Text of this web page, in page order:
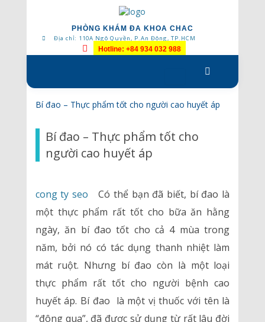
PHÒNG KHÁM ĐA KHOA CHAC
Địa chỉ: 110A Ngô Quyền, P.An Đông, TP.HCM
Hotline: +84 934 032 988
to
content
Bí đao – Thực phẩm tốt cho người cao huyết áp
Bí đao – Thực phẩm tốt cho
người cao huyết áp
cong ty seo Có thể bạn đã biết, bí đao là
một thực phẩm rất tốt cho bữa ăn hằng
ngày, ăn bí đao tốt cho cả 4 mùa trong
năm, bởi nó có tác dụng thanh nhiệt làm
mát ruột. Nhưng bí đao còn là một loại
thực phẩm rất tốt cho người bệnh cao
huyết áp. Bí đao là một vị thuốc với tên là
“đông qua”, đã được sử dụng từ rất lâu đời